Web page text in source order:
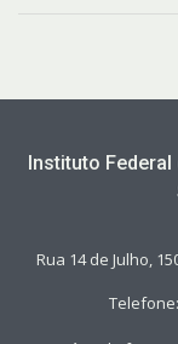
Instituto Federal
Rua 14 de Julho,
Telefone: